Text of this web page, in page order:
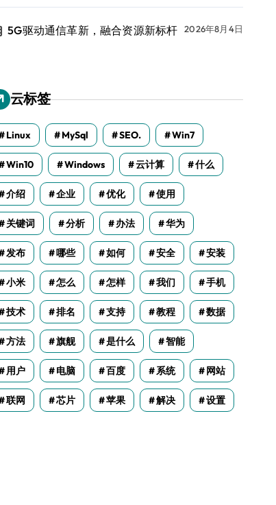
5G驱动通信革新，融合资源新标杆 2026年8月4日
云标签
Linux MySql SEO. Win7
Win10 Windows 云计算 什么
介绍 企业 优化 使用
关键词 分析 办法 华为
发布 哪些 如何 安全 安装
小米 怎么 怎样 我们 手机
技术 排名 支持 教程 数据
方法 旗舰 是什么 智能
用户 电脑 百度 系统 网站
联网 芯片 苹果 解决 设置